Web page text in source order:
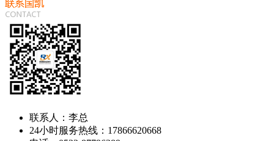
联系人：李总
24小时服务热线：17866620668